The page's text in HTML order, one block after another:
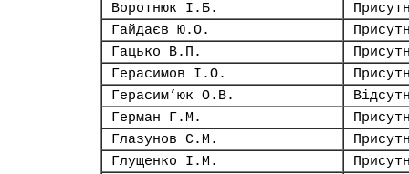
Воротнюк І.Б.
Гайдаєв Ю.О.
Гацько В.П.
Герасимов І.О.
Герасим’юк О.В.
Герман Г.М.
Глазунов С.М.
Глущенко І.М.